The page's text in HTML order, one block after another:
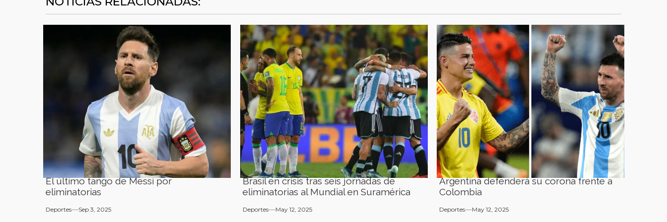
El último tango de Messi por
eliminatorias
Deportes Sep 3, 2025
Brasil en crisis tras seis jornadas de
eliminatorias al Mundial en Suramérica
Deportes May 12, 2025
Argentina defenderá su corona frente a
Colombia
Deportes May 12, 2025